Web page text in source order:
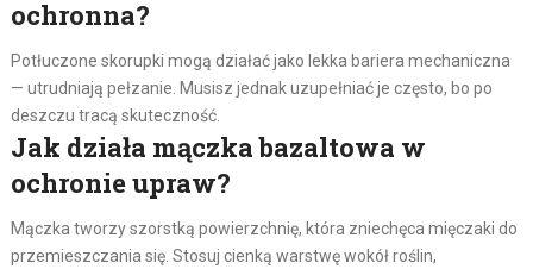
ochronna?
Potłuczone skorupki mogą działać jako lekka bariera mechaniczna
— utrudniają pełzanie. Musisz jednak uzupełniać je często, bo po
deszczu tracą skuteczność.
Jak działa mączka bazaltowa w
ochronie upraw?
Mączka tworzy szorstką powierzchnię, która zniechęca mięczaki do
przemieszczania się. Stosuj cienką warstwę wokół roślin,